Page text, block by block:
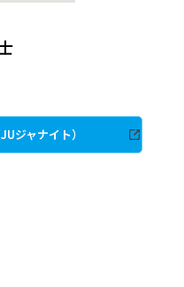
ジャナイト）